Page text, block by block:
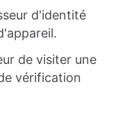
d'identité
de visiter une
vérification